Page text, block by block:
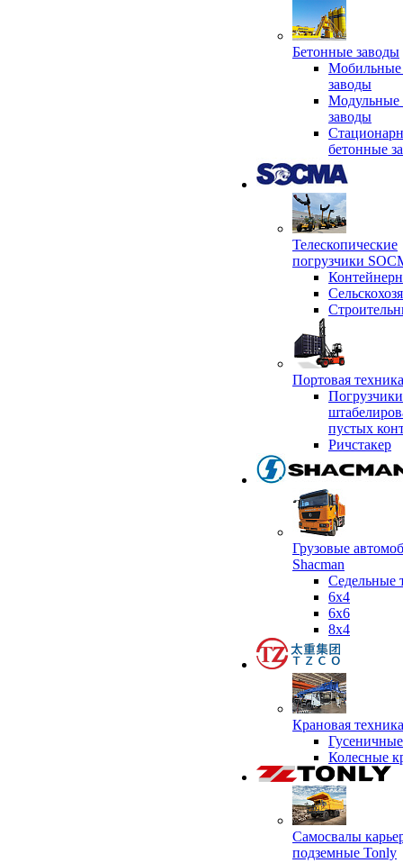
Бетонные заводы
Мобильные
заводы
Модульные
заводы
бетонные
Телескопические
погрузчики
Портовая
пустых
Ричстакер
Грузовые
Shacman
Седельные
6х4
6x6
8x4
Крановая
Колесные
Самосвалы
подземные Tonly